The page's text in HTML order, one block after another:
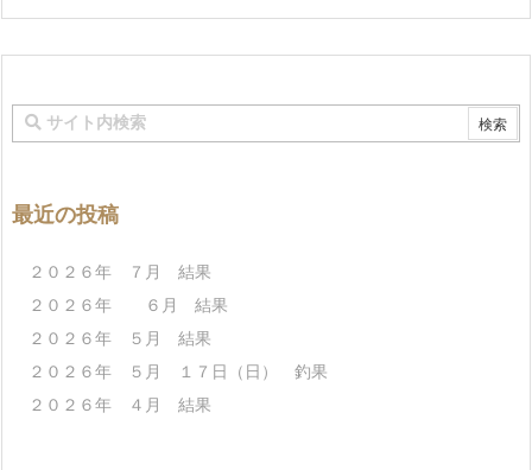
最近の投稿
２０２６年 ７月 結果
２０２６年 ６月 結果
２０２６年 ５月 結果
２０２６年 ５月 １７日（日） 釣果
２０２６年 ４月 結果